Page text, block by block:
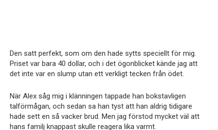
Den satt perfekt, som om den hade sytts speciellt för mig.
Priset var bara 40 dollar, och i det ögonblicket kände jag att
det inte var en slump utan ett verkligt tecken från ödet.
När Alex såg mig i klänningen tappade han bokstavligen
talförmågan, och sedan sa han tyst att han aldrig tidigare
hade sett en så vacker brud. Men jag förstod mycket väl att
hans familj knappast skulle reagera lika varmt.